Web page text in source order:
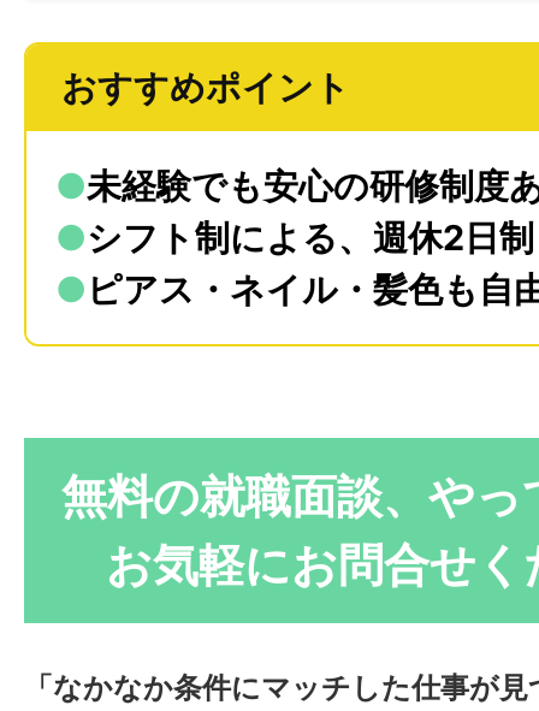
おすすめポイント
●未経験でも安心の研修制度
●シフト制による、週休2日
● ピアス・ネイル・髪色も自
無料の就職面談、やっ
お気軽にお問合せく
「なかなか条件にマッチした仕事が